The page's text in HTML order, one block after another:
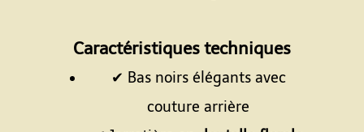
Caractéristiques techniques
✔ Bas noirs élégants avec
couture arrière